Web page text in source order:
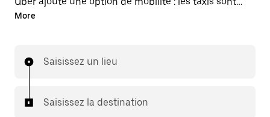
maintenant disponibles dans l'application. Uber Taxi :
More
Saisissez un lieu
Saisissez la destination